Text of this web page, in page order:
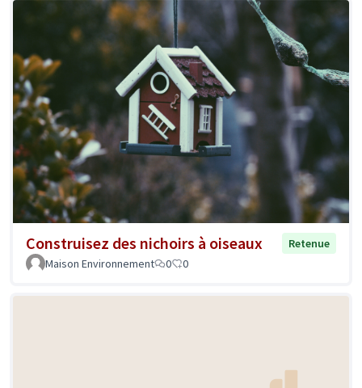
Construisez des nichoirs à oiseaux
Retenue
Maison Environnement
0 0